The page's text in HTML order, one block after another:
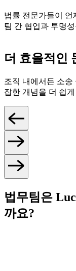
법률 전문가들이 언
팀 간 협업과 투명
더 효율적인
조직 내에서든 소송
잡한 개념을 더 쉽
법무팀은
까요?